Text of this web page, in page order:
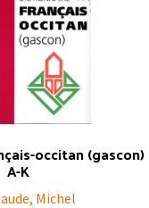
occitan (gascon)
A-K
Michel